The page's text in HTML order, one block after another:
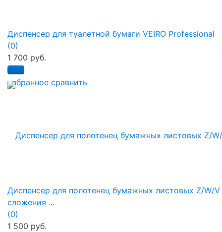
избранное сравнить
Диспенсер для туалетной бумаги VEIRO Professional
(0)
1 700 руб.
Диспенсер для полотенец бумажных листовых Z/W/V
сложения ...
(0)
1 500 руб.